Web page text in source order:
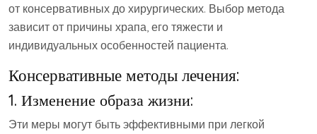
от консервативных до хирургических. Выбор метода
зависит от причины храпа, его тяжести и
индивидуальных особенностей пациента.
Консервативные методы лечения:
1. Изменение образа жизни:
Эти меры могут быть эффективными при легкой